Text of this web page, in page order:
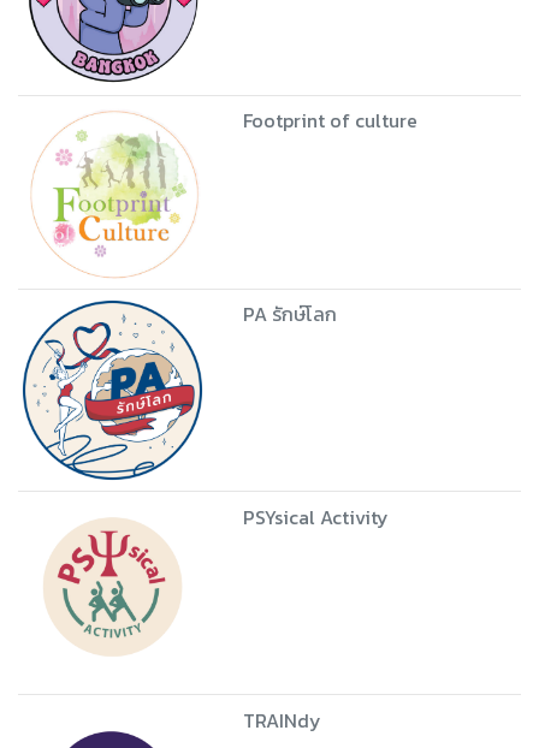
Footprint of culture
PA รักษ์โลก
PSYsical Activity
TRAINdy